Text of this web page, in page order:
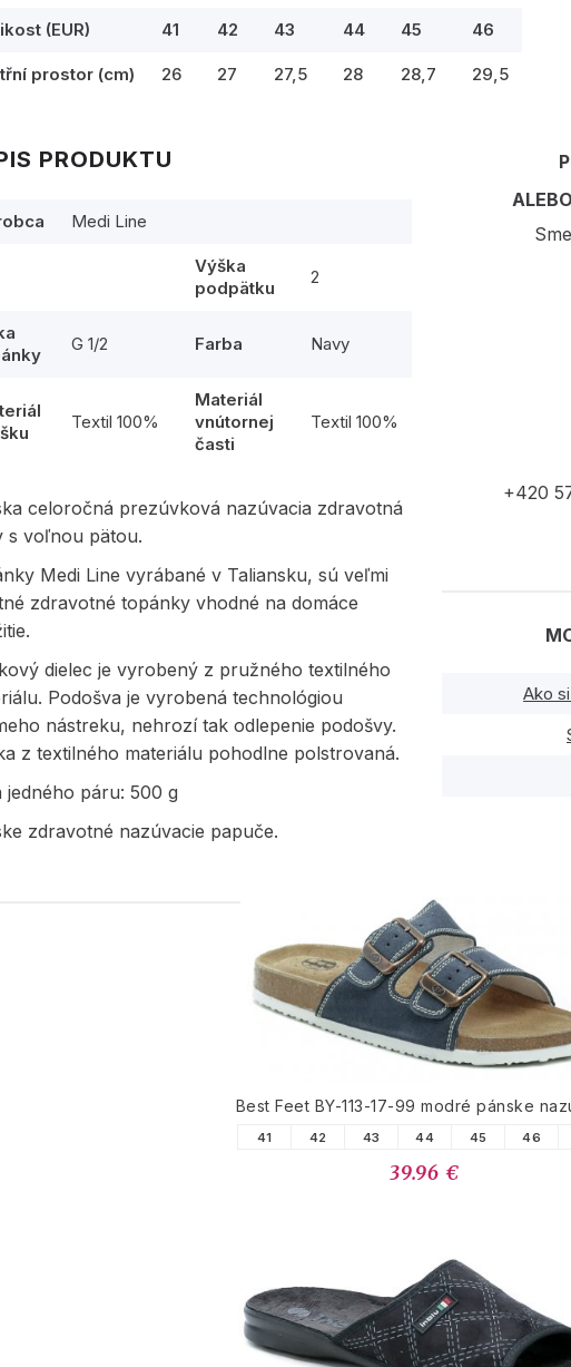
(EUR) 41 42 43 44 45 46
prostor (cm) 26 27 27,5 28 28,7 29,5
PRODUKTU
Medi Line
Výška
podpätku
2
G 1/2 Farba Navy
Textil 100%
Materiál
vnútornej
časti
Textil 100%
celoročná prezúvková nazúvacia zdravotná
s voľnou pätou.
Medi Line vyrábané v Taliansku, sú veľmi
zdravotné topánky vhodné na domáce
dielec je vyrobený z pružného textilného
Podošva je vyrobená technológiou
nástreku, nehrozí tak odlepenie podošvy.
z textilného materiálu pohodlne polstrovaná.
jedného páru: 500 g
zdravotné nazúvacie papuče.
+420
Ako
PODOBNÉ PRODUKTY
Best Feet BY-113-17-99 modré pánske
41 42 43 44 45 46
39.96 €